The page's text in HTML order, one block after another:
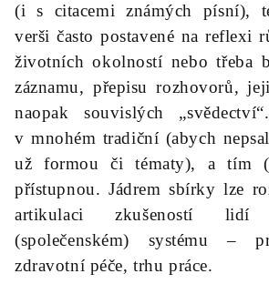
(i s citacemi známých písní),
verši často postavené na reflexi
životních okolností nebo třeba
záznamu, přepisu rozhovorů,
naopak souvislých
v mnohém tradiční (abych
už formou či tématy), a tím
přístupnou. Jádrem sbírky lze
artikulaci zkušeností
(společenském) systému –
zdravotní péče, trhu práce.